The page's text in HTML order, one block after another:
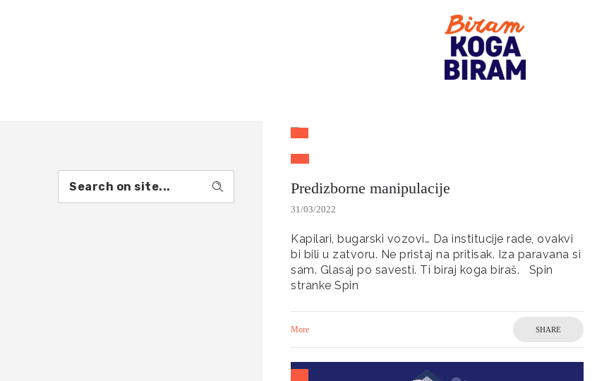
Predizborne manipulacije
31/03/2022
Kapilari, bugarski vozovi… Da institucije rade, ovakvi
bi bili u zatvoru. Ne pristaj na pritisak. Iza paravana si
sam. Glasaj po savesti. Ti biraj koga biraš. Spin
stranke Spin
More SHARE